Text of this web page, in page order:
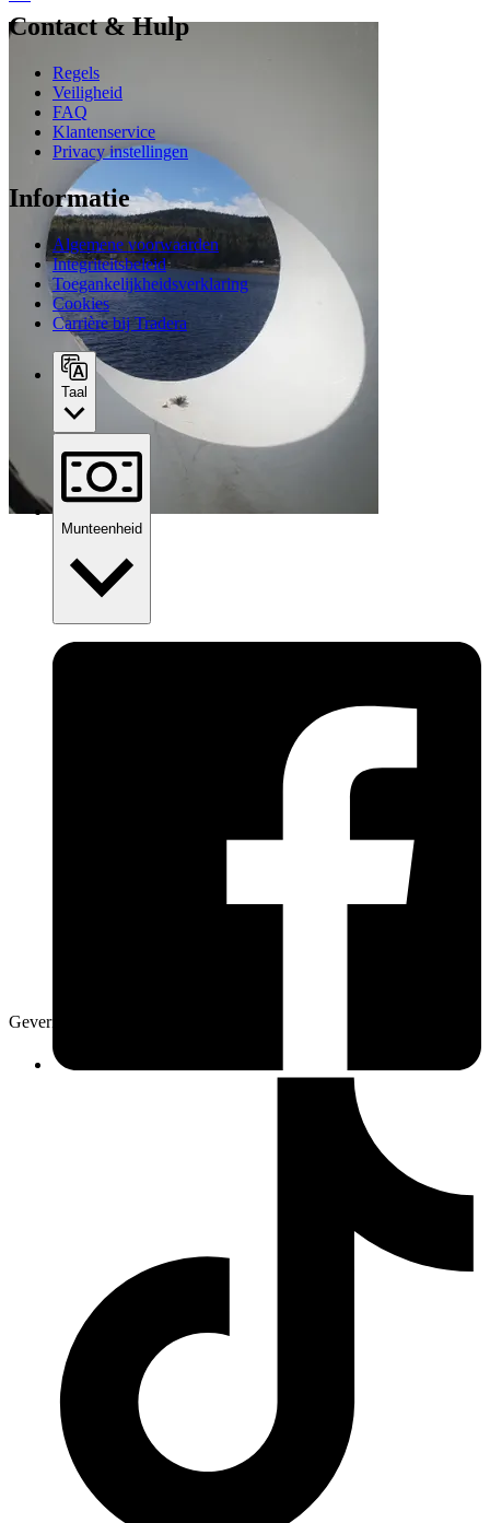
Geverifieerd
Contact & Hulp
Regels
Veiligheid
FAQ
Klantenservice
Privacy instellingen
Informatie
Algemene voorwaarden
Integriteitsbeleid
Toegankelijkheidsverklaring
Cookies
Carrière bij Tradera
Taal
Munteenheid